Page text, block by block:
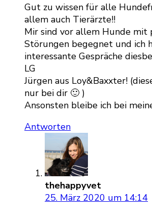
Gut zu wissen für alle
allem auch Tierärzte!!
Mir sind vor allem Hunde mit
Störungen begegnet und ich
interessante Gespräche
LG
Jürgen aus Loy&Baxxter!
nur bei dir 🙂 )
Ansonsten bleibe ich bei
Antworten
thehappyvet
25. März 2020 um 14:14